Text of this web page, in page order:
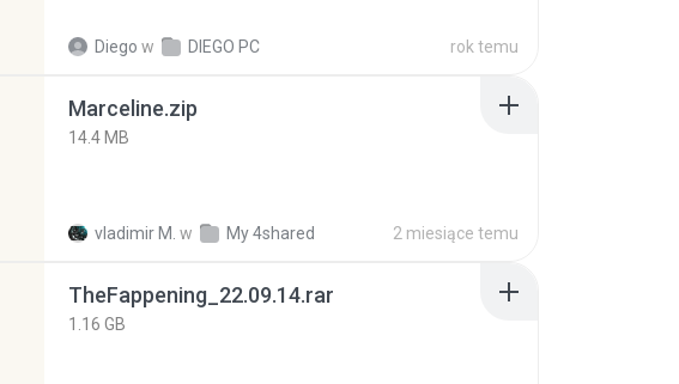
Diego w DIEGO PC rok temu
Marceline.zip
14.4 MB
vladimir M. w My 4shared 2 miesiące temu
TheFappening_22.09.14.rar
1.16 GB